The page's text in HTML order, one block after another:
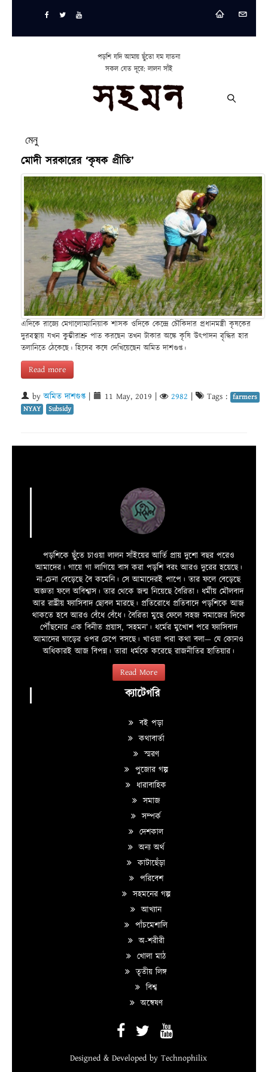
পড়শি যদি আমায় ছুঁতো যম যাতনা
সকল যেত দূরে: লালন সাঁই
মেনু
মোদী সরকারের ‘কৃষক প্রীতি’
এদিকে রাজ্যে মেগালোম্যানিয়াক শাসক ওদিকে কেন্দ্রে চৌকিদার প্রধানমন্ত্রী কৃষকের
দুরবস্থায় যখন কুম্ভীরাশ্রু পাত করছেন তখন টাকার অঙ্কে কৃষি উৎপাদন বৃদ্ধির হার
তলানিতে ঠেকেছে। হিসেব কষে দেখিয়েছেন অমিত দাশগুপ্ত।
Read more
byঅমিত দাশগুপ্ত 11 May, 2019 2982 Tags : farmers
NYAY
Subsidy
পড়শিকে ছুঁতে চাওয়া লালন সাঁইয়ের আর্তি প্রায় দুশো বছর পরেও
আমাদের। গায়ে গা লাগিয়ে বাস করা পড়শি বরং আরও দুরের হয়েছে।
না-চেনা বেড়েছে বৈ কমেনি। সে আমাদেরই পাপে। তার ফলে বেড়েছে
অজ্ঞতা ফলে অবিশ্বাস। তার থেকে জন্ম নিয়েছে বৈরিতা। ধর্মীয় মৌলবাদ
আর রাষ্ট্রীয় ফ্যাসিবাদ ছোবল মারছে। প্রতিরোধে প্রতিবাদে পড়শিকে আজ
থাকতে হবে আরও বেঁধে বেঁধে। বৈরিতা মুছে ফেলে সহজ সমাজের দিকে
পৌঁছনোর এক বিনীত প্রয়াস, ‘সহমন’। ধর্মের মুখোশ পরে ফ্যাসিবাদ
আমাদের ঘাড়ের ওপর চেপে বসছে। খাওয়া পরা কথা বলা—­­ যে কোনও
অধিকারই আজ বিপন্ন। তারা ধর্মকে করেছে রাজনীতির হাতিয়ার।
Read More
ক্যাটেগরি
বই পড়া
কথাবার্তা
স্মরণ
পুজোর গল্প
ধারাবাহিক
সমাজ
সম্পর্ক
দেশকাল
অন্য অর্থ
কাটাছেঁড়া
পরিবেশ
সহমনের গল্প
আখ্যান
পাঁচমেশালি
অ-শরীরী
খোলা মাঠ
তৃতীয় লিঙ্গ
বিশ্ব
অন্বেষণ
Designed & Developed by Technophilix